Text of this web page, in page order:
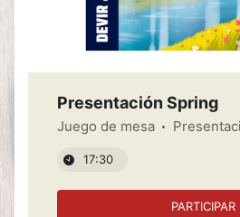
Presentación Spring
Juego de mesa
17:30
PARTICIPAR